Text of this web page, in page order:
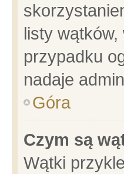
listy
przypadku
nadaje
Góra
Czym są
Wątki